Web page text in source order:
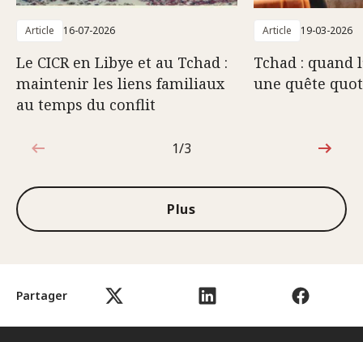
Partager
Article 16-07-2026
Le CICR en Libye et au Tchad :
maintenir les liens familiaux
au temps du conflit
Article 19-03-2026
Tchad : quand
une quête
1sur3
1/3
Plus